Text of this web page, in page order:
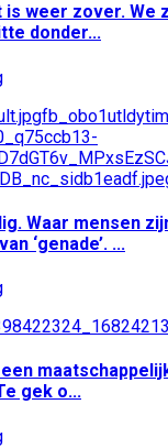
is weer zover. We
donder...
Waar mensen
‘genade’. ...
gek o...